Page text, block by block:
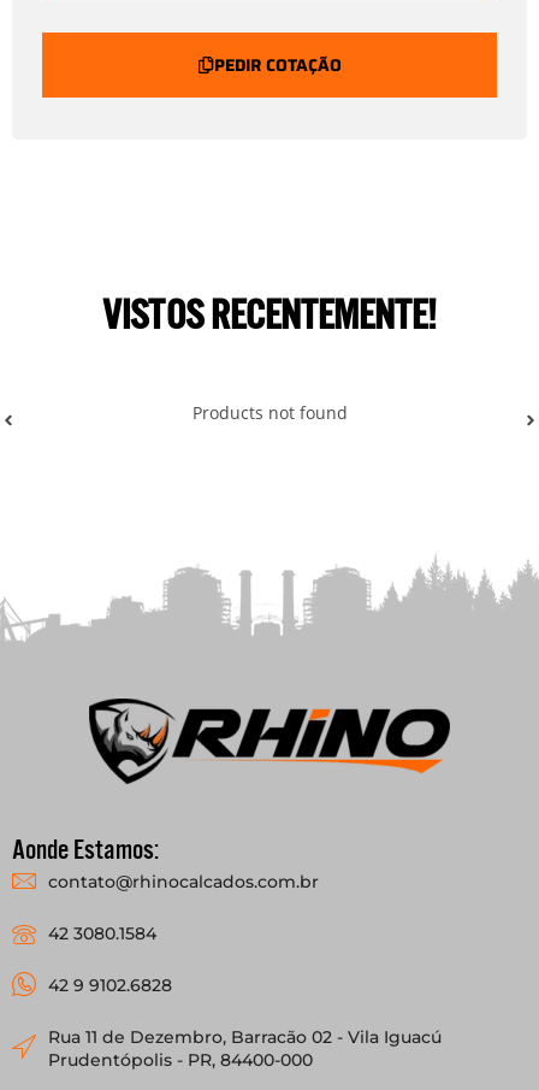
PEDIR COTAÇÃO
VISTOS RECENTEMENTE!
Products not found
Aonde Estamos:
contato@rhinocalcados.com.br
42 3080.1584
42 9 9102.6828
Rua 11 de Dezembro, Barracão 02 - Vila Iguacú
Prudentópolis - PR, 84400-000